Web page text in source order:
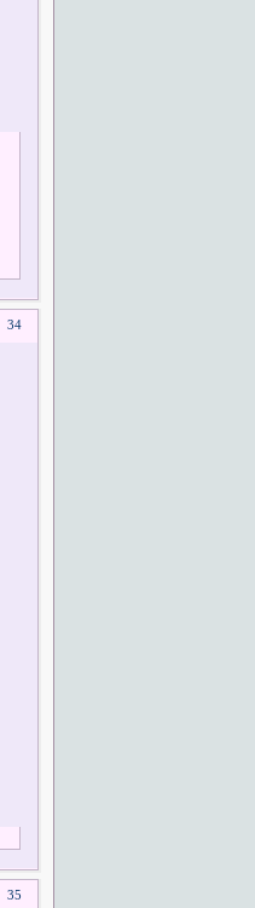
34
35